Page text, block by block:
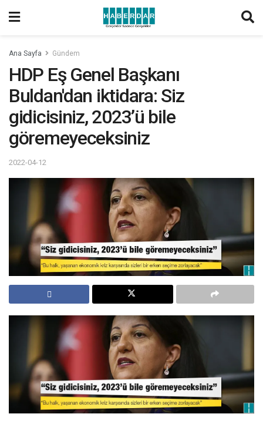
Ana Sayfa Gündem
HDP Eş Genel Başkanı
Buldan'dan iktidara: Siz
gidicisiniz, 2023’ü bile
göremeyeceksiniz
2022-04-12